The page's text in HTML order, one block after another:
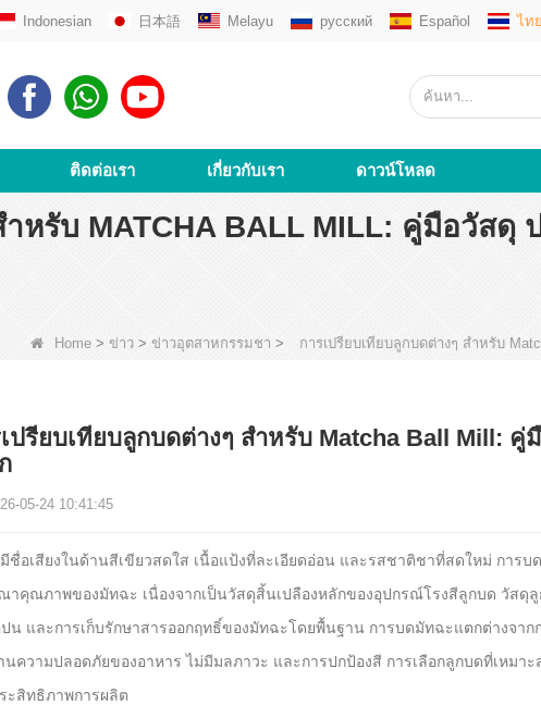
Indonesian 日本語 Melayu русский Español ไทย
ติดต่อเรา เกี่ยวกับเรา ดาวน์โหลด
หรับ MATCHA BALL MILL: คู่มือวัสดุ
Home > ข่าว > ข่าวอุตสาหกรรมชา > การเปรียบเทียบลูกบดต่างๆ สำหรับ
ปรียบเทียบลูกบดต่างๆ สำหรับ Matcha Ball Mill:
05-24 10:41:45
ชื่อเสียงในด้านสีเขียวสดใส เนื้อแป้งที่ละเอียดอ่อน และรสชาติชาที่สดใหม่ การบ
าคุณภาพของมัทฉะ เนื่องจากเป็นวัสดุสิ้นเปลืองหลักของอุปกรณ์โรงสีลูกบด วัสดุ
ปน และการเก็บรักษาสารออกฤทธิ์ของมัทฉะโดยพื้นฐาน การบดมัทฉะแตกต่างจา
นความปลอดภัยของอาหาร ไม่มีมลภาวะ และการปกป้องสี การเลือกลูกบดที่เหมา
ะสิทธิภาพการผลิต